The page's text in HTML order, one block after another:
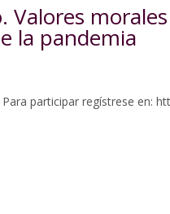
Valores
la pandemia
participar regístrese en: